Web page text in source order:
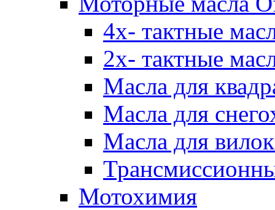
4х- тактные
2х- тактные
Масла для
Масла для
Масла для
Мотохимия